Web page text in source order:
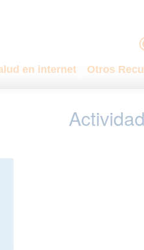
en internet Otros